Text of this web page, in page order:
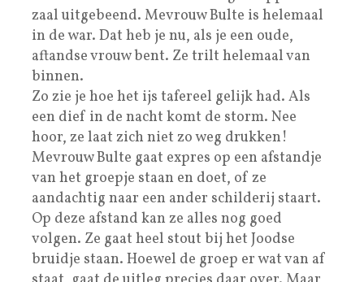
zaal uitgebeend. Mevrouw Bulte is helemaal
in de war. Dat heb je nu, als je een oude,
aftandse vrouw bent. Ze trilt helemaal van
binnen.
Zo zie je hoe het ijs tafereel gelijk had. Als
een dief in de nacht komt de storm. Nee
hoor, ze laat zich niet zo weg drukken!
Mevrouw Bulte gaat expres op een afstandje
van het groepje staan en doet, of ze
aandachtig naar een ander schilderij staart.
Op deze afstand kan ze alles nog goed
volgen. Ze gaat heel stout bij het Joodse
bruidje staan. Hoewel de groep er wat van af